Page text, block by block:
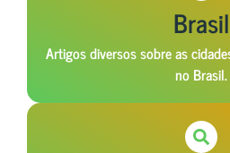
Brasil
Artigos diversos sobre as
no Brasil.